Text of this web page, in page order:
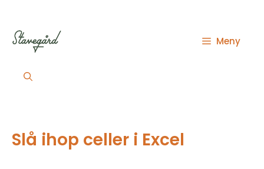
innehåll
Meny
Slå ihop celler i Excel